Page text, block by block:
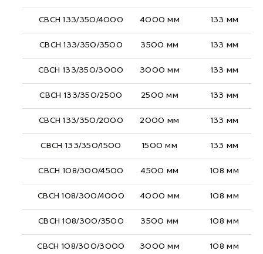
СВСН 133/350/4000 4000 мм 133 мм
СВСН 133/350/3500 3500 мм 133 мм
СВСН 133/350/3000 3000 мм 133 мм
СВСН 133/350/2500 2500 мм 133 мм
СВСН 133/350/2000 2000 мм 133 мм
СВСН 133/350/1500 1500 мм 133 мм
СВСН 108/300/4500 4500 мм 108 мм
СВСН 108/300/4000 4000 мм 108 мм
СВСН 108/300/3500 3500 мм 108 мм
СВСН 108/300/3000 3000 мм 108 мм